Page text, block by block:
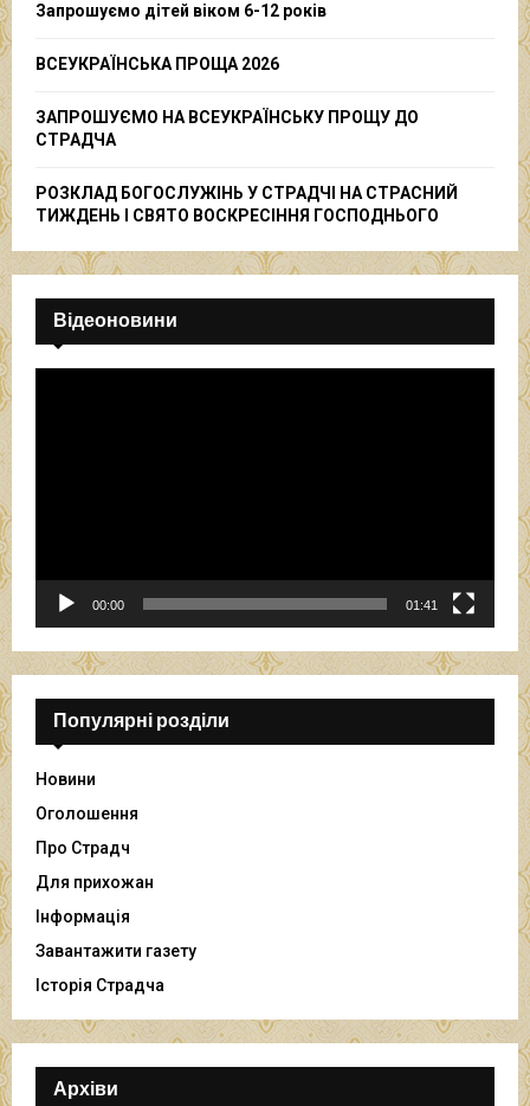
Запрошуємо дітей віком 6-12 років
ВСЕУКРАЇНСЬКА ПРОЩА 2026
ЗАПРОШУЄМО НА ВСЕУКРАЇНСЬКУ ПРОЩУ ДО
СТРАДЧА
РОЗКЛАД БОГОСЛУЖІНЬ У СТРАДЧІ НА СТРАСНИЙ
ТИЖДЕНЬ І СВЯТО ВОСКРЕСІННЯ ГОСПОДНЬОГО
Відеоновини
г
а
в
а
ч
00:00 01:41
Популярні розділи
Новини
Оголошення
Про Страдч
Для прихожан
Інформація
Завантажити газету
Історія Страдча
Архіви